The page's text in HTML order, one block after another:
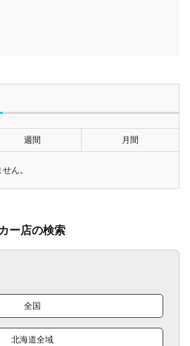
週間 月間
ん。
ー店の検索
全国
北海道全域